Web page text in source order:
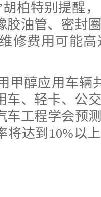
柏特别提醒
胶油管、密封
修费用可能
醇应用车辆
车、轻卡、公
车工程学会预
将达到10%以